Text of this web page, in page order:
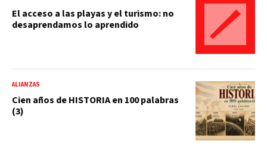
El acceso a las playas y el turismo: no
desaprendamos lo aprendido
ALIANZAS
Cien años de HISTORIA en 100 palabras
(3)